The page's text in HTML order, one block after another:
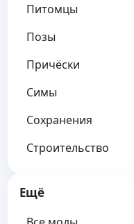
Питомцы
Позы
Причёски
Симы
Сохранения
Строительство
Ещё